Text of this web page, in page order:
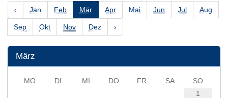
‹ Jan Feb Mär Apr Mai Jun Jul Aug
Sep Okt Nov Dez ›
März
MO DI MI DO FR SA
SO
1